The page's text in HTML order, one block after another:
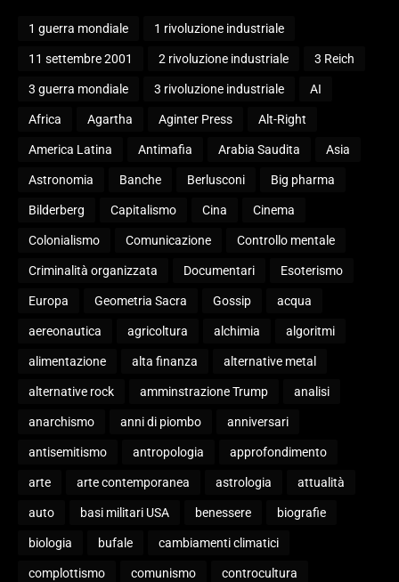
1 guerra mondiale 1 rivoluzione industriale
11 settembre 2001 2 rivoluzione industriale 3 Reich
3 guerra mondiale 3 rivoluzione industriale AI
Africa Agartha Aginter Press Alt-Right
America Latina Antimafia Arabia Saudita Asia
Astronomia Banche Berlusconi Big pharma
Bilderberg Capitalismo Cina Cinema
Colonialismo Comunicazione Controllo mentale
Criminalità organizzata Documentari Esoterismo
Europa Geometria Sacra Gossip acqua
aereonautica agricoltura alchimia algoritmi
alimentazione alta finanza alternative metal
alternative rock amminstrazione Trump analisi
anarchismo anni di piombo anniversari
antisemitismo antropologia approfondimento
arte arte contemporanea astrologia attualità
auto basi militari USA benessere biografie
biologia bufale cambiamenti climatici
complottismo comunismo controcultura